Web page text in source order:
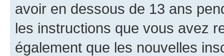
avoir en dessous de 13 ans
les instructions que vous avez
également que les nouvelles